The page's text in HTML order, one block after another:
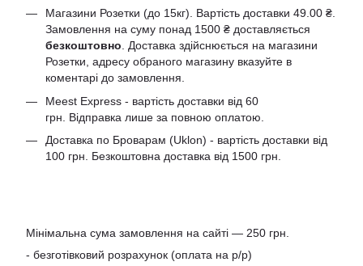
Магазини Розетки (до 15кг). Вартість доставки 49.00 ₴.
Замовлення на суму понад 1500 ₴ доставляється
безкоштовно . Доставка здійснюється на магазини
Розетки, адресу обраного магазину вказуйте в
коментарі до замовлення.
Meest Express - вартість доставки від 60
грн. Відправка лише за повною оплатою.
Доставка по Броварам (Uklon) - вартість доставки від
100 грн. Безкоштовна доставка від 1500 грн.
Мінімальна сума замовлення на сайті — 250 грн.
- безготівковий розрахунок (оплата на р/р)